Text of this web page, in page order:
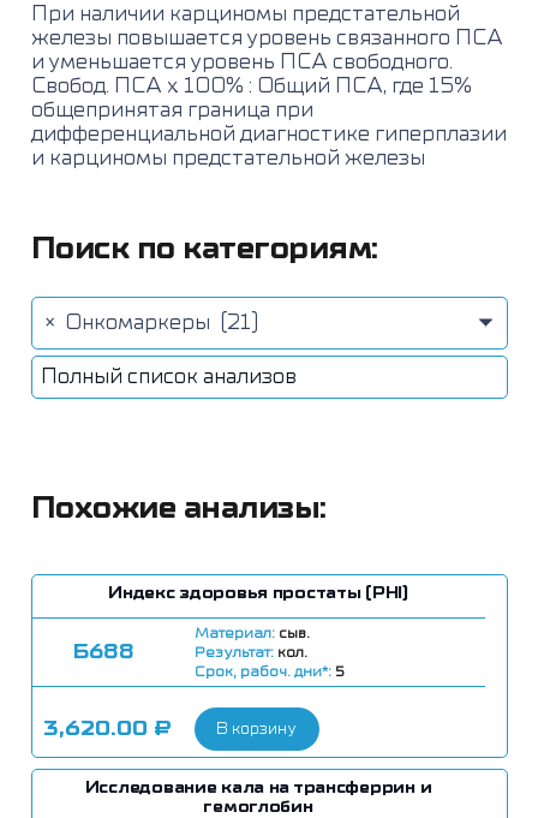
При наличии карциномы предстательной
железы повышается уровень связанного ПСА
и уменьшается уровень ПСА свободного.
Свобод. ПСА х 100% : Общий ПСА, где 15%
общепринятая граница при
дифференциальной диагностике гиперплазии
и карциномы предстательной железы
Поиск по категориям:
× Онкомаркеры (21)
Полный список анализов
Похожие анализы:
Индекс здоровья простаты (PHI)
Б688
Материал: сыв.
Результат: кол.
Срок, рабоч. дни*: 5
3,620.00 ₽ В корзину
Исследование кала на трансферрин и
гемоглобин